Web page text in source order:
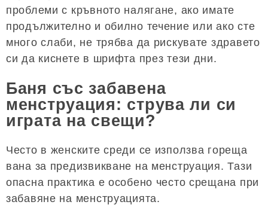
проблеми с кръвното налягане, ако имате
продължително и обилно течение или ако сте
много слаби, не трябва да рискувате здравето
си да киснете в шрифта през тези дни.
Баня със забавена
менструация: струва ли си
играта на свещи?
Често в женските среди се използва гореща
вана за предизвикване на менструация. Тази
опасна практика е особено често срещана при
забавяне на менструацията.